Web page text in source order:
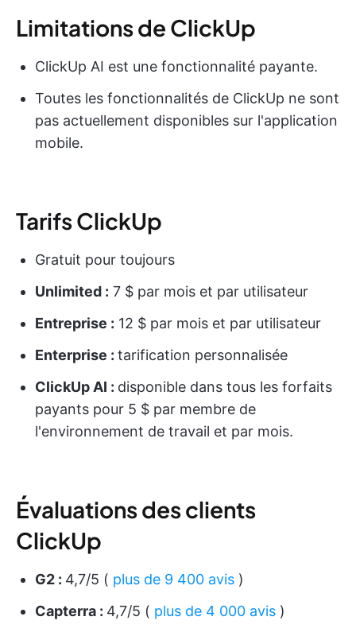
Limitations de ClickUp
ClickUp AI est une fonctionnalité payante.
Toutes les fonctionnalités de ClickUp ne sont
pas actuellement disponibles sur l'application
mobile.
Tarifs ClickUp
Gratuit pour toujours
Unlimited : 7 $ par mois et par utilisateur
Entreprise : 12 $ par mois et par utilisateur
Enterprise : tarification personnalisée
ClickUp AI : disponible dans tous les forfaits
payants pour 5 $ par membre de
l'environnement de travail et par mois.
Évaluations des clients
ClickUp
G2 : 4,7/5 ( plus de 9 400 avis )
Capterra : 4,7/5 ( plus de 4 000 avis )